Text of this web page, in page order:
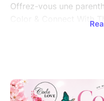
Offrez-vous une
Color & Connect With
Ici, on vient
profiter d’un moment de